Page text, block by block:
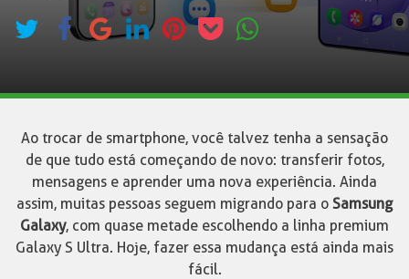
Ao trocar de smartphone, você talvez tenha a sensação
de que tudo está começando de novo: transferir fotos,
mensagens e aprender uma nova experiência. Ainda
assim, muitas pessoas seguem migrando para o Samsung
Galaxy, com quase metade escolhendo a linha premium
Galaxy S Ultra. Hoje, fazer essa mudança está ainda mais
fácil.